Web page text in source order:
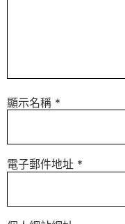
顯示名稱 *
電子郵件地址 *